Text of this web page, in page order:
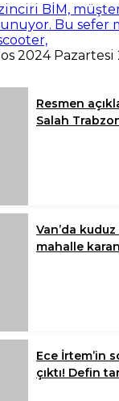
BİM,
Bu sefer
2024 Pazartesi
Resmen
Salah
Van’da
mahalle
Ece İrtem’in
çıktı! Defin